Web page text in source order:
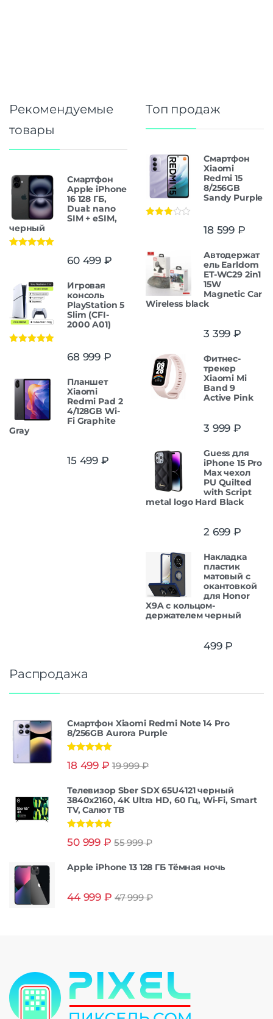
Рекомендуемые
товары
Смартфон
Apple iPhone
16 128 ГБ,
Dual: nano
SIM + eSIM,
черный
60 499 ₽
Игровая
консоль
PlayStation 5
Slim (CFI-
2000 A01)
68 999 ₽
Планшет
Xiaomi
Redmi Pad 2
4/128GB Wi-
Fi Graphite
Gray
15 499 ₽
Топ продаж
Смартфон
Xiaomi
Redmi 15
8/256GB
Sandy Purple
18 599 ₽
Автодержат
ель Earldom
ET-WC29 2in1
15W
Magnetic Car
Wireless black
3 399 ₽
Фитнес-
трекер
Xiaomi Mi
Band 9
Active Pink
3 999 ₽
Guess для
iPhone 15 Pro
Max чехол
PU Quilted
with Script
metal logo Hard Black
2 699 ₽
Накладка
пластик
матовый с
окантовкой
для Honor
X9A с кольцом-
держателем черный
499₽
Распродажа
Смартфон Xiaomi Redmi Note 14 Pro
8/256GB Aurora Purple
из 5
18 499 ₽ 19 999₽
Телевизор Sber SDX 65U4121 черный
3840x2160, 4K Ultra HD, 60 Гц, Wi-Fi, Smart
TV, Салют ТВ
из 5
50 999 ₽ 55 999₽
Apple iPhone 13 128 ГБ Тёмная ночь
44 999 ₽ 47 999₽